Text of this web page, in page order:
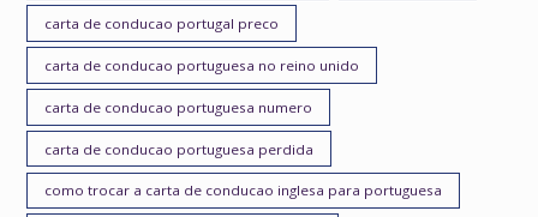
carta de conducao portugal preco
carta de conducao portuguesa no reino unido
carta de conducao portuguesa numero
carta de conducao portuguesa perdida
como trocar a carta de conducao inglesa para portuguesa